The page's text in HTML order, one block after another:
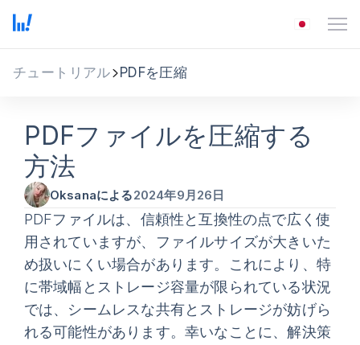
チュートリアル PDFを圧縮
PDFファイルを圧縮する
方法
Oksanaによる2024年9月26日
PDFファイルは、信頼性と互換性の点で広く使
用されていますが、ファイルサイズが大きいた
め扱いにくい場合があります。これにより、特
に帯域幅とストレージ容量が限られている状況
では、シームレスな共有とストレージが妨げら
れる可能性があります。幸いなことに、解決策